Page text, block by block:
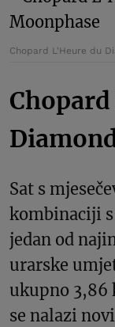
Chopard L'Heure du
Sat s
kombinaciji
jedan od
urarske
ukupno 3,86
se nalazi